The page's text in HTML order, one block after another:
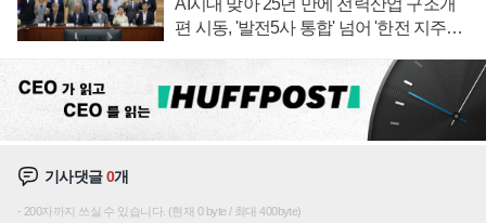
AI시대 맞아 25년 만에 전력산업 구조개
편 시동, '발전5사 통합' 넘어 '한전 지주사'
기사댓글0개
200자까지 쓰실 수 있습니다. (현재 0 byte / 최대 400byte)